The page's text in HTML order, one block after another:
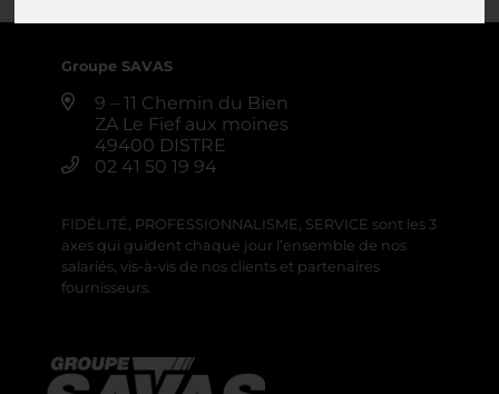
Groupe SAVAS
9 – 11 Chemin du Bien
ZA Le Fief aux moines
49400 DISTRE
02 41 50 19 94
FIDÉLITÉ, PROFESSIONNALISME, SERVICE sont les 3
axes qui guident chaque jour l’ensemble de nos
salariés, vis-à-vis de nos clients et partenaires
fournisseurs.